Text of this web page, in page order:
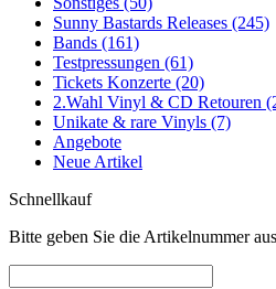
Sunny Bastards Releases (245)
Bands (161)
Testpressungen (61)
Tickets Konzerte (20)
2.Wahl Vinyl & CD Retouren
Unikate & rare Vinyls (7)
Angebote
Neue Artikel
Schnellkauf
Bitte geben Sie die Artikelnummer